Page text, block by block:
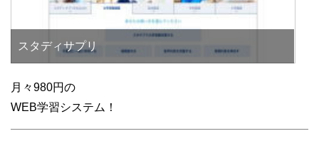
スタディサプリ
月々980円の
WEB学習システム！